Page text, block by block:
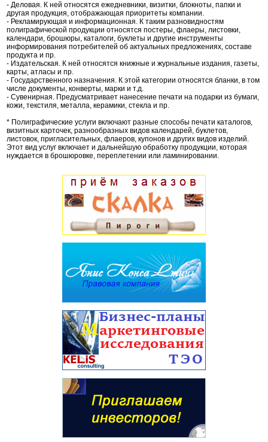
- Деловая. К ней относятся ежедневники, визитки, блокноты, папки и
другая продукция, отображающая приоритеты компании.
- Рекламирующая и информационная. К таким разновидностям
полиграфической продукции относятся постеры, флаеры, листовки,
календари, брошюры, каталоги, буклеты и другие инструменты
информирования потребителей об актуальных предложениях, составе
продукта и пр.
- Издательская. К ней относятся книжные и журнальные издания, газеты,
карты, атласы и пр.
- Государственного назначения. К этой категории относятся бланки, в том
числе документы, конверты, марки и т.д.
- Сувенирная. Предусматривает нанесение печати на подарки из бумаги,
кожи, текстиля, металла, керамики, стекла и пр.
* Полиграфические услуги включают разные способы печати каталогов,
визитных карточек, разнообразных видов календарей, буклетов,
листовок, пригласительных, флаеров, купонов и других видов изделий.
Этот вид услуг включает и дальнейшую обработку продукции, которая
нуждается в брошюровке, переплетении или ламинировании.